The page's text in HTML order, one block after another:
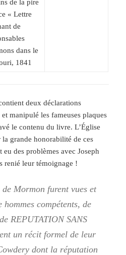
de la pire
« Lettre
de
dans le
1841
deux déclarations
manipulé les fameuses plaques
le contenu du livre. L’Église
grande honorabilité de ces
des problèmes avec Joseph
renié leur témoignage !
Mormon furent vues et
hommes compétents, de
REPUTATION SANS
un récit formel de leur
dont la réputation